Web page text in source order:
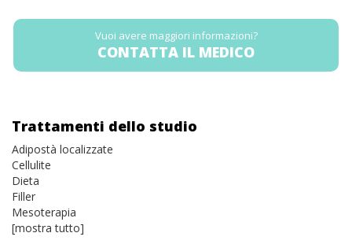
Vuoi avere maggiori informazioni?
CONTATTA IL MEDICO
Trattamenti dello studio
Adipostà localizzate
Cellulite
Dieta
Filler
Mesoterapia
[mostra tutto]